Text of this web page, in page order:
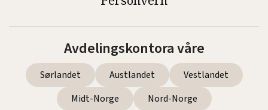
Avdelingskontora våre
Sørlandet Austlandet
Vestlandet
Midt-Norge
Nord-Norge